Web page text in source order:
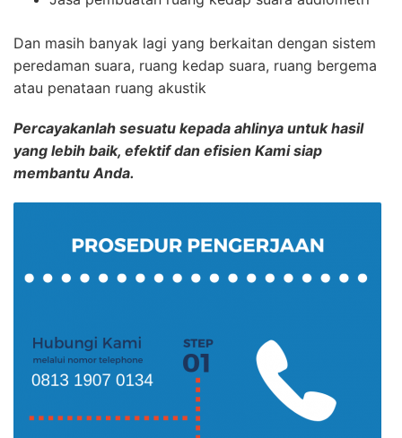
Dan masih banyak lagi yang berkaitan dengan sistem
peredaman suara, ruang kedap suara, ruang bergema
atau penataan ruang akustik
Percayakanlah sesuatu kepada ahlinya untuk hasil
yang lebih baik, efektif dan efisien Kami siap
membantu Anda.